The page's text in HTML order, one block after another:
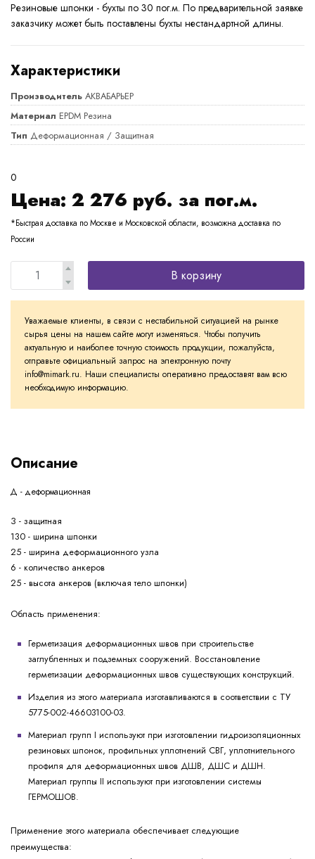
Резиновые шпонки - бухты по 30 пог.м. По предварительной заявке
заказчику может быть поставлены бухты нестандартной длины.
Характеристики
Производитель АКВАБАРЬЕР
Материал EPDM Резина
Тип Деформационная / Защитная
0
Цена: 2 276 руб. за пог.м.
*Быстрая доставка по Москве и Московской области, возможна доставка по
России
В корзину
Уважаемые клиенты, в связи с нестабильной ситуацией на рынке
сырья цены на нашем сайте могут изменяться. Чтобы получить
актуальную и наиболее точную стоимость продукции, пожалуйста,
отправьте официальный запрос на электронную почту
info@mimark.ru. Наши специалисты оперативно предоставят вам всю
необходимую информацию.
Описание
Д - деформационная
З - защитная
130 - ширина шпонки
25 - ширина деформационного узла
6 - количество анкеров
25 - высота анкеров (включая тело шпонки)
Область применения:
Герметизация деформационных швов при строительстве
заглубленных и подземных сооружений. Восстановление
герметизации деформационных швов существующих конструкций.
Изделия из этого материала изготавливаются в соответствии с ТУ
5775-002-46603100-03.
Материал групп I используют при изготовлении гидроизоляционных
резиновых шпонок, профильных уплотнений СВГ, уплотнительного
профиля для деформационных швов ДШВ, ДШС и ДШН.
Материал группы II используют при изготовлении системы
ГЕРМОШОВ.
Применение этого материала обеспечивает следующие
преимущества: